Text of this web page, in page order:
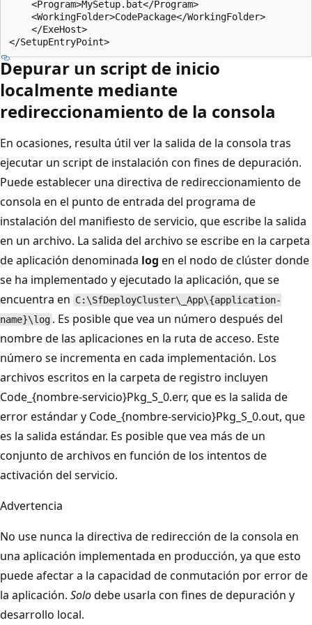
    <Program>MySetup.bat</Program>
    <WorkingFolder>CodePackage</WorkingFolder>
    </ExeHost>
Depurar un script de inicio
localmente mediante
redireccionamiento de la consola
En ocasiones, resulta útil ver la salida de la consola tras
ejecutar un script de instalación con fines de depuración.
Puede establecer una directiva de redireccionamiento de
consola en el punto de entrada del programa de
instalación del manifiesto de servicio, que escribe la salida
en un archivo. La salida del archivo se escribe en la carpeta
de aplicación denominada log en el nodo de clúster donde
se ha implementado y ejecutado la aplicación, que se
encuentra en C:\SfDeployCluster\_App\{application-
name}\log . Es posible que vea un número después del
nombre de las aplicaciones en la ruta de acceso. Este
número se incrementa en cada implementación. Los
archivos escritos en la carpeta de registro incluyen
Code_{nombre-servicio}Pkg_S_0.err, que es la salida de
error estándar y Code_{nombre-servicio}Pkg_S_0.out, que
es la salida estándar. Es posible que vea más de un
conjunto de archivos en función de los intentos de
activación del servicio.
Advertencia
No use nunca la directiva de redirección de la consola en
una aplicación implementada en producción, ya que esto
puede afectar a la capacidad de conmutación por error de
la aplicación. Solodebe usarla con fines de depuración y
desarrollo local.